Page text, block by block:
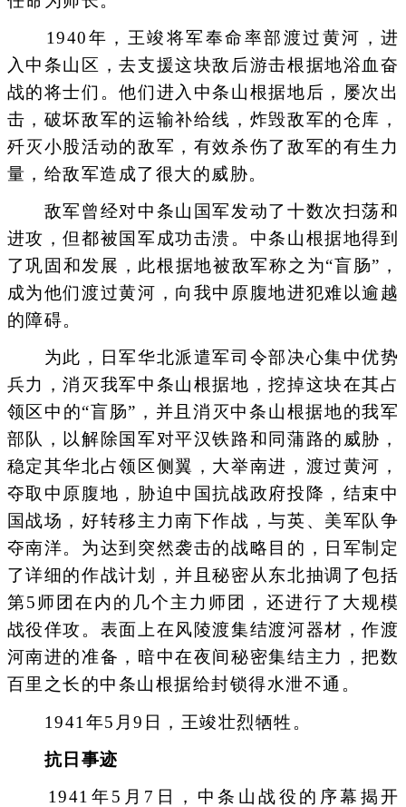
1940年，王竣将军奉命率部渡过黄河，进
入中条山区，去支援这块敌后游击根据地浴血奋
战的将士们。他们进入中条山根据地后，屡次出
击，破坏敌军的运输补给线，炸毁敌军的仓库，
歼灭小股活动的敌军，有效杀伤了敌军的有生力
量，给敌军造成了很大的威胁。
敌军曾经对中条山国军发动了十数次扫荡和
进攻，但都被国军成功击溃。中条山根据地得到
了巩固和发展，此根据地被敌军称之为“盲肠”，
成为他们渡过黄河，向我中原腹地进犯难以逾越
的障碍。
为此，日军华北派遣军司令部决心集中优势
兵力，消灭我军中条山根据地，挖掉这块在其占
领区中的“盲肠”，并且消灭中条山根据地的我军
部队，以解除国军对平汉铁路和同蒲路的威胁，
稳定其华北占领区侧翼，大举南进，渡过黄河，
夺取中原腹地，胁迫中国抗战政府投降，结束中
国战场，好转移主力南下作战，与英、美军队争
夺南洋。为达到突然袭击的战略目的，日军制定
了详细的作战计划，并且秘密从东北抽调了包括
第5师团在内的几个主力师团，还进行了大规模
战役佯攻。表面上在风陵渡集结渡河器材，作渡
河南进的准备，暗中在夜间秘密集结主力，把数
百里之长的中条山根据给封锁得水泄不通。
1941年5月9日，王竣壮烈牺牲。
抗日事迹
1941年5月7日，中条山战役的序幕揭开